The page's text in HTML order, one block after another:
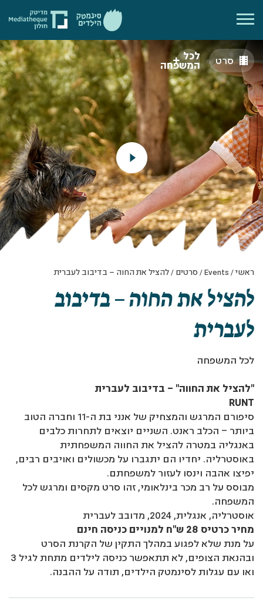
סרט לכל
המשפחה
ראשי/
Events
/ סרטים /להציל את החוה – בדיבוב לעברית
להציל את החוה – בדיבוב
לעברית
לכל המשפחה
"להציל את החווה" – בדיבוב לעברית
RUNT
סיפורם המרגש והמצחיק של אנני בת ה-11 וחברה הטוב
ביותר – הכלב ראנט. השניים יוצאים לתחרות כלבים
באנגליה במטרה להציל את החווה המשפחתית
באוסטרליה. יחדיו הם יתגברו על מכשולים ואויבים רבים,
יפיצו אהבה וינסו לעזור למשפחתם.
מבוסס על רב מכר בינלאומי, זהו סרט מקסים ומרגש לכל
המשפחה.
אוסטרליה, אנגלית, 2024, מדובב לעברית
מחיר כרטיס 28 ש"ח למנויים כניסה חינם
על מנת שלא לפגוע במהלך התקין של הקרנת הסרט
ובהנאת הצופים, לא תתאפשר כניסה לילדים מתחת לגיל 3
ואו עם עגלות לסינמטק הילדים, תודה על ההבנה.